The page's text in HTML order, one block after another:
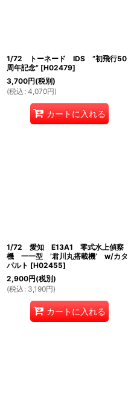
1/72 トーネード IDS ”初飛行50
周年記念” [H02479]
3,700円(税別)
(税込 : 4,070円)
カートに入れる
1/72 愛知 E13A1 零式水上偵察
機 一一型 ’君川丸搭載機’ w/カタ
パルト [H02455]
2,900円(税別)
(税込 : 3,190円)
カートに入れる